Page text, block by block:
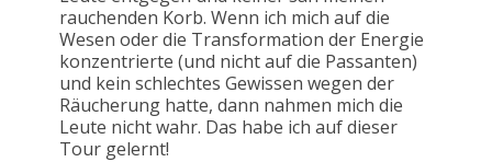
rauchenden Korb. Wenn ich mich auf die
Wesen oder die Transformation der Energie
konzentrierte (und nicht auf die Passanten)
und kein schlechtes Gewissen wegen der
Räucherung hatte, dann nahmen mich die
Leute nicht wahr. Das habe ich auf dieser
Tour gelernt!